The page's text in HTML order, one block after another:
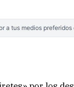
a tus medios preferidos